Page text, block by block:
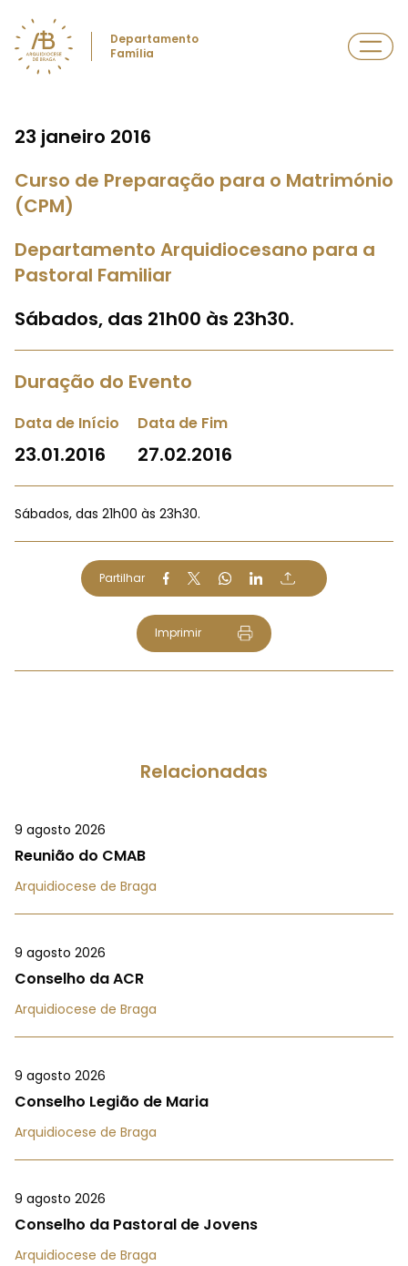
Departamento
Família
23 janeiro 2016
Curso de Preparação para o Matrimónio
(CPM)
Departamento Arquidiocesano para a
Pastoral Familiar
Sábados, das 21h00 às 23h30.
Duração do Evento
Data de Início
23.01.2016
Data de Fim
27.02.2016
Sábados, das 21h00 às 23h30.
Partilhar
Imprimir
Relacionadas
9 agosto 2026
Reunião do CMAB
Arquidiocese de Braga
9 agosto 2026
Conselho da ACR
Arquidiocese de Braga
9 agosto 2026
Conselho Legião de Maria
Arquidiocese de Braga
9 agosto 2026
Conselho da Pastoral de Jovens
Arquidiocese de Braga